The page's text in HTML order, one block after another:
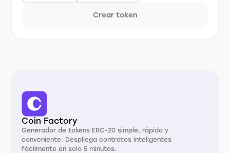
Crear token
Coin Factory
Generador de tokens ERC-20 simple, rápido y
conveniente. Despliega contratos inteligentes
fácilmente en solo 5 minutos.